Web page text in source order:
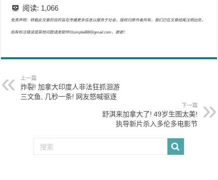
阅读: 1,066
免责声明：转载此文章的目的旨在传播更多信息以服务于社会，版权归原作者所有，我们已在文章结尾注明出处，
如有标注错误或其他问题请发邮件01simple888@gmail.com，谢谢！
上一篇
炸裂! 加拿大印度人非法狂抓洄游
三文鱼, 几秒一条! 网友怒喊驱逐
下一篇
舒淇来加拿大了! 49岁生图太美!
执导新片杀入多伦多电影节